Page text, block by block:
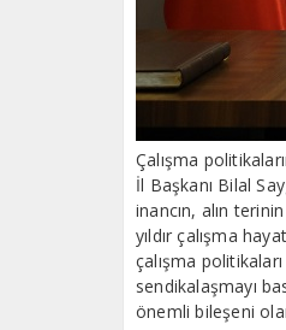
Çalışma
İl Başkanı Bilal
inancın, alın
yıldır çalışma
çalışma
sendikalaşmayı
önemli bileşeni